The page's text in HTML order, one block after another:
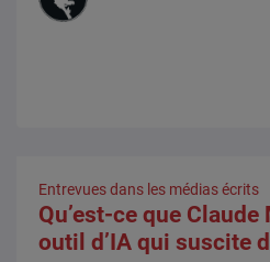
Entrevues dans les médias écrits
Qu’est-ce que
outil d’IA qui suscite